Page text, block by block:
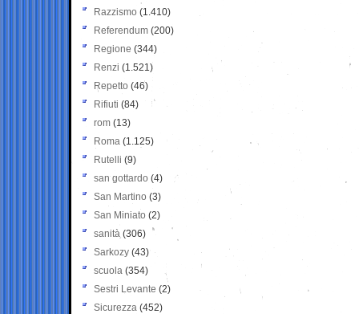
Razzismo (1.410)
Referendum (200)
Regione (344)
Renzi (1.521)
Repetto (46)
Rifiuti (84)
rom (13)
Roma (1.125)
Rutelli (9)
san gottardo (4)
San Martino (3)
San Miniato (2)
sanità (306)
Sarkozy (43)
scuola (354)
Sestri Levante (2)
Sicurezza (452)